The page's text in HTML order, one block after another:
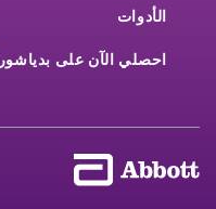
الأدوات
احصلي الآن على بدياشور